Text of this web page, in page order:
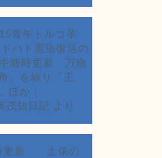
青年トルコ革
ハト憲法復活の
随時更新 万物
」を駆り「王
ほか｜
知日記 より
時更新 土俵の